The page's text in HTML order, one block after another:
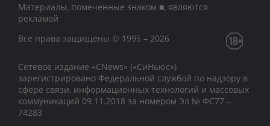
Материалы, помеченные знаком ■, являются
рекламой
Все права защищены © 1995 – 2026
Сетевое издание «CNews» («СиНьюс»)
зарегистрировано Федеральной службой по надзору в
сфере связи, информационных технологий и массовых
коммуникаций 09.11.2018 за номером Эл № ФС77 –
74283